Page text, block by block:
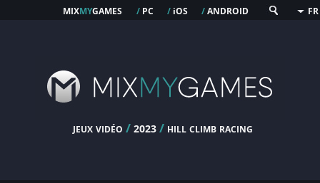
mixmygames / pc / ios /android FR
jeux vidéo / 2023 / hill climb racing